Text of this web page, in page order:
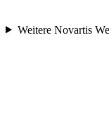
Weitere Novartis